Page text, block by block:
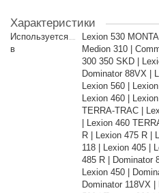
Характеристики
Используется
в
Lexion 530
Medion 310 |
300 350 SKD |
Dominator 88VX |
Lexion 560 |
Lexion 460 |
TERRA-TRAC |
| Lexion 460
R | Lexion 475 R |
118 | Lexion 405 |
485 R | Dominator
Lexion 450 |
Dominator 118VX